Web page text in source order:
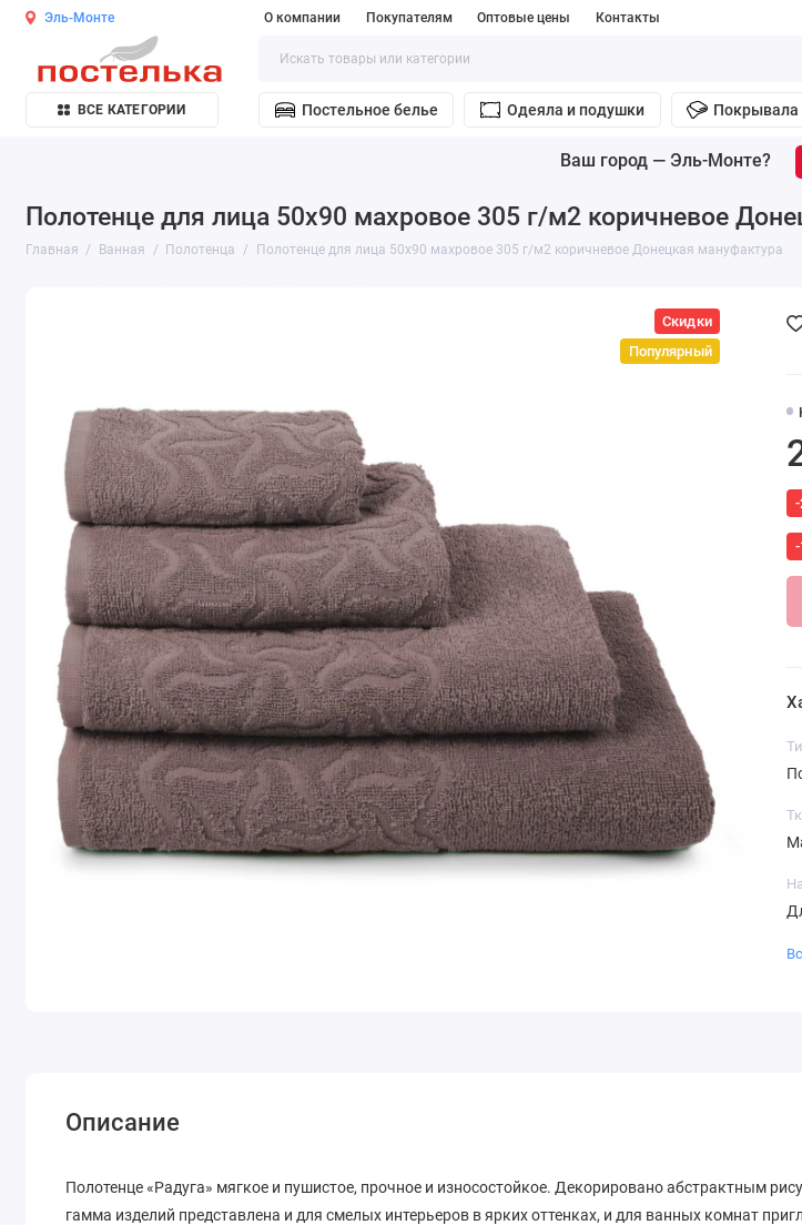
Эль-Монте О компании Покупателям Оптовые цены Контакты
ВСЕ КАТЕГОРИИ Постельное белье Одеяла и подушки
Ваш город — Эль-Монте?
Полотенце для лица 50х90 махровое 305 г/м2 коричневое
Главная Ванная Полотенца Полотенце для лица 50х90 махровое 305 г/м2 коричневое Донецкая мануфактура
Скидки
Популярный
-
-
Описание
Полотенце «Радуга» мягкое и пушистое, прочное и износостойкое. Декорировано абстрактным
гамма изделий представлена и для смелых интерьеров в ярких оттенках, и для ванных комнат